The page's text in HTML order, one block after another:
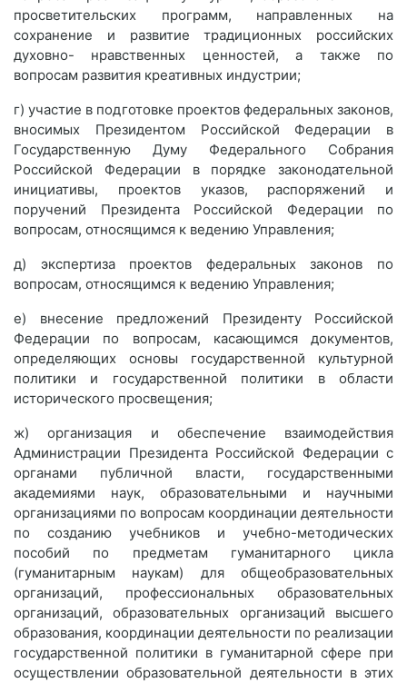
просветительских программ, направленных на
сохранение и развитие традиционных российских
духовно- нравственных ценностей, а также по
вопросам развития креативных индустрии;
г) участие в подготовке проектов федеральных законов,
вносимых Президентом Российской Федерации в
Государственную Думу Федерального Собрания
Российской Федерации в порядке законодательной
инициативы, проектов указов, распоряжений и
поручений Президента Российской Федерации по
вопросам, относящимся к ведению Управления;
д) экспертиза проектов федеральных законов по
вопросам, относящимся к ведению Управления;
е) внесение предложений Президенту Российской
Федерации по вопросам, касающимся документов,
определяющих основы государственной культурной
политики и государственной политики в области
исторического просвещения;
ж) организация и обеспечение взаимодействия
Администрации Президента Российской Федерации с
органами публичной власти, государственными
академиями наук, образовательными и научными
организациями по вопросам координации деятельности
по созданию учебников и учебно-методических
пособий по предметам гуманитарного цикла
(гуманитарным наукам) для общеобразовательных
организаций, профессиональных образовательных
организаций, образовательных организаций высшего
образования, координации деятельности по реализации
государственной политики в гуманитарной сфере при
осуществлении образовательной деятельности в этих